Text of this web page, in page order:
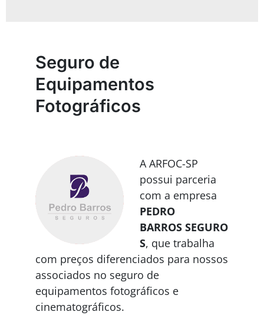
Seguro de
Equipamentos
Fotográficos
A ARFOC-SP
possui parceria
com a empresa
PEDRO
BARROS SEGURO
S, que trabalha
com preços diferenciados para nossos
associados no seguro de
equipamentos fotográficos e
cinematográficos.